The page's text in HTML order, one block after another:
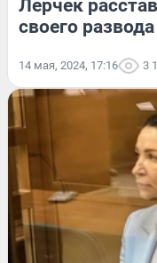
Лерчек
своего развода
14 мая, 2024, 17:16 3